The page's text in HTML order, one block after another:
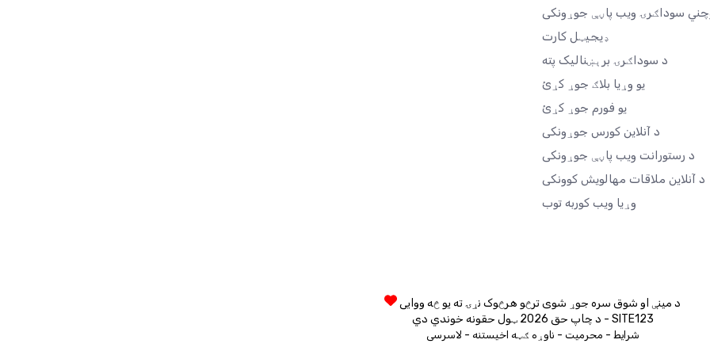
سوداګرۍ ویب پاڼې جوړونکی
ډیجیټل کارت
د سوداګرۍ برېښنالیک پته
یو وړیا بلاګ جوړ کړئ
یو فورم جوړ کړئ
د آنلاین کورس جوړونکی
د رستورانت ویب پاڼې جوړونکی
د آنلاین ملاقات مهالویش کوونکی
وړیا ویب کوربه توب
د مینې او شوق سره جوړ شوی ترڅو هرڅوک نړۍ ته یو څه ووایی
د چاپ حق 2026 ټول حقونه خوندي دي - SITE123
شرایط - محرمیت - ناوړه ګټه اخیستنه - لاسرسی